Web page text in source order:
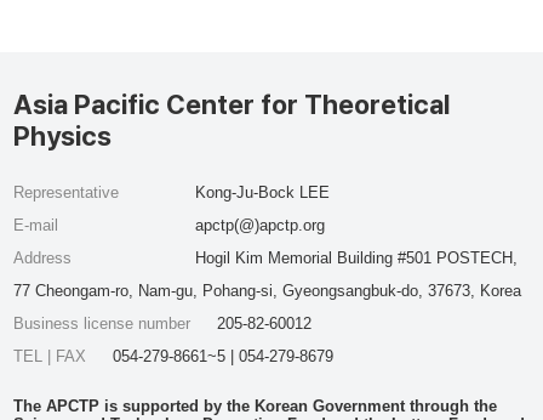
Asia Pacific Center for Theoretical
Physics
Representative
Kong-Ju-Bock LEE
E-mail
apctp(@)apctp.org
Address
Hogil Kim Memorial Building #501 POSTECH,
77 Cheongam-ro, Nam-gu, Pohang-si, Gyeongsangbuk-do, 37673, Korea
Business license number
205-82-60012
TEL | FAX
054-279-8661~5 | 054-279-8679
The APCTP is supported by the Korean Government through the